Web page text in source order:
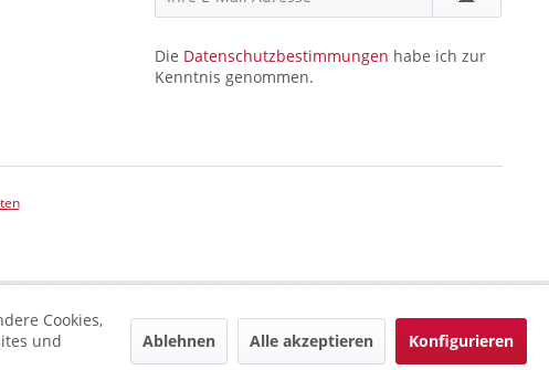
Die Datenschutzbestimmungen habe ich zur
Kenntnis genommen.
Cookies,
und
Ablehnen Alle akzeptieren Konfigurieren